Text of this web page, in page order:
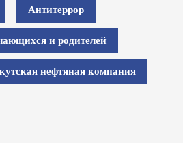
Антитеррор
и родителей
нефтяная компания